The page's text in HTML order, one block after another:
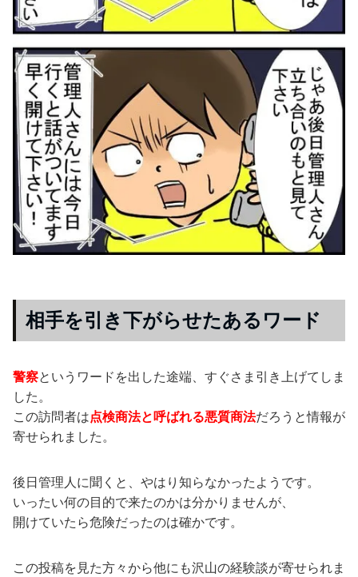
相手を引き下がらせたあるワード
警察というワードを出した途端、すぐさま引き上げてしま
した。
この訪問者は点検商法と呼ばれる悪質商法だろうと情報が
寄せられました。
後日管理人に聞くと、やはり知らなかったようです。
いったい何の目的で来たのかは分かりませんが、
開けていたら危険だったのは確かです。
この投稿を見た方々から他にも沢山の経験談が寄せられま